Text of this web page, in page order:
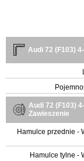
Audi 72 (F103)
Audi 72 (F103)
Zawieszenie
Hamulce przednie -
Hamulce tylne -